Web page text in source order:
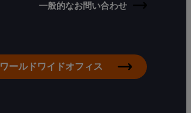
一般的なお問い合わせ
ワールドワイドオフィス